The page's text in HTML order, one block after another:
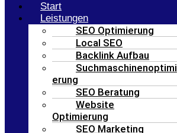
Start
Leistungen
SEO Optimierung
Local SEO
Backlink Aufbau
Suchmaschinenoptimi
erung
SEO Beratung
Website
Optimierung
SEO Marketing